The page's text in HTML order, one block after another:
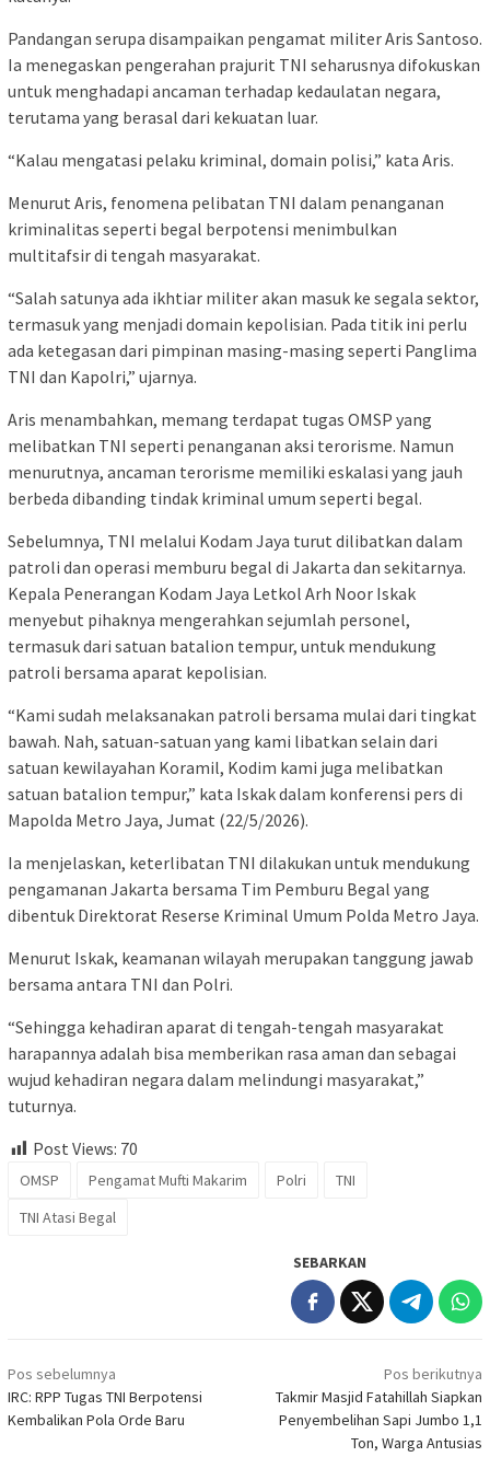
Pandangan serupa disampaikan pengamat militer Aris Santoso.
Ia menegaskan pengerahan prajurit TNI seharusnya difokuskan
untuk menghadapi ancaman terhadap kedaulatan negara,
terutama yang berasal dari kekuatan luar.
“Kalau mengatasi pelaku kriminal, domain polisi,” kata Aris.
Menurut Aris, fenomena pelibatan TNI dalam penanganan
kriminalitas seperti begal berpotensi menimbulkan
multitafsir di tengah masyarakat.
“Salah satunya ada ikhtiar militer akan masuk ke segala sektor,
termasuk yang menjadi domain kepolisian. Pada titik ini perlu
ada ketegasan dari pimpinan masing-masing seperti Panglima
TNI dan Kapolri,” ujarnya.
Aris menambahkan, memang terdapat tugas OMSP yang
melibatkan TNI seperti penanganan aksi terorisme. Namun
menurutnya, ancaman terorisme memiliki eskalasi yang jauh
berbeda dibanding tindak kriminal umum seperti begal.
Sebelumnya, TNI melalui Kodam Jaya turut dilibatkan dalam
patroli dan operasi memburu begal di Jakarta dan sekitarnya.
Kepala Penerangan Kodam Jaya Letkol Arh Noor Iskak
menyebut pihaknya mengerahkan sejumlah personel,
termasuk dari satuan batalion tempur, untuk mendukung
patroli bersama aparat kepolisian.
“Kami sudah melaksanakan patroli bersama mulai dari tingkat
bawah. Nah, satuan-satuan yang kami libatkan selain dari
satuan kewilayahan Koramil, Kodim kami juga melibatkan
satuan batalion tempur,” kata Iskak dalam konferensi pers di
Mapolda Metro Jaya, Jumat (22/5/2026).
Ia menjelaskan, keterlibatan TNI dilakukan untuk mendukung
pengamanan Jakarta bersama Tim Pemburu Begal yang
dibentuk Direktorat Reserse Kriminal Umum Polda Metro Jaya.
Menurut Iskak, keamanan wilayah merupakan tanggung jawab
bersama antara TNI dan Polri.
“Sehingga kehadiran aparat di tengah-tengah masyarakat
harapannya adalah bisa memberikan rasa aman dan sebagai
wujud kehadiran negara dalam melindungi masyarakat,”
tuturnya.
Post Views: 70
OMSP Pengamat Mufti Makarim Polri
TNI
TNI Atasi Begal
SEBARKAN
Navigasi
pos
Pos sebelumnya
IRC: RPP Tugas TNI Berpotensi
Kembalikan Pola Orde Baru
Pos berikutnya
Takmir Masjid Fatahillah Siapkan
Penyembelihan Sapi Jumbo 1,1
Ton, Warga Antusias